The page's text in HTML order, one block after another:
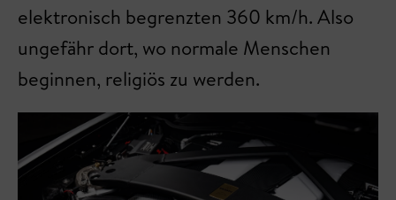
elektronisch begrenzten 360 km/h. Also
ungefähr dort, wo normale Menschen
beginnen, religiös zu werden.